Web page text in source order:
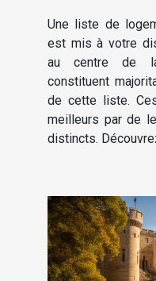
Une liste de
est mis à votre
au centre de
constituent
de cette liste.
meilleurs par de
distincts.